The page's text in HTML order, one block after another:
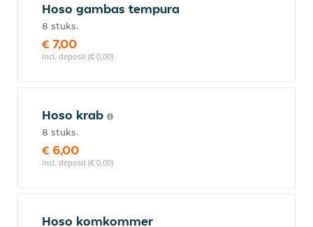
Hoso gambas tempura
8 stuks.
€ 7,00
incl. deposit (€ 0,00)
Hoso krab
8 stuks.
€ 6,00
incl. deposit (€ 0,00)
Hoso komkommer